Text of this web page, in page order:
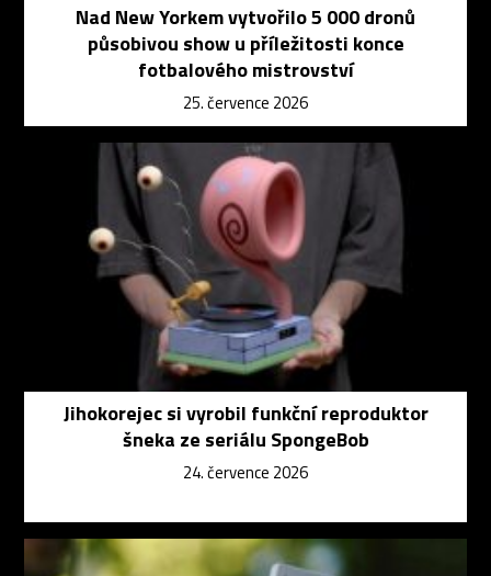
Nad New Yorkem vytvořilo 5 000 dronů
působivou show u příležitosti konce
fotbalového mistrovství
25. července 2026
Jihokorejec si vyrobil funkční reproduktor
šneka ze seriálu SpongeBob
24. července 2026